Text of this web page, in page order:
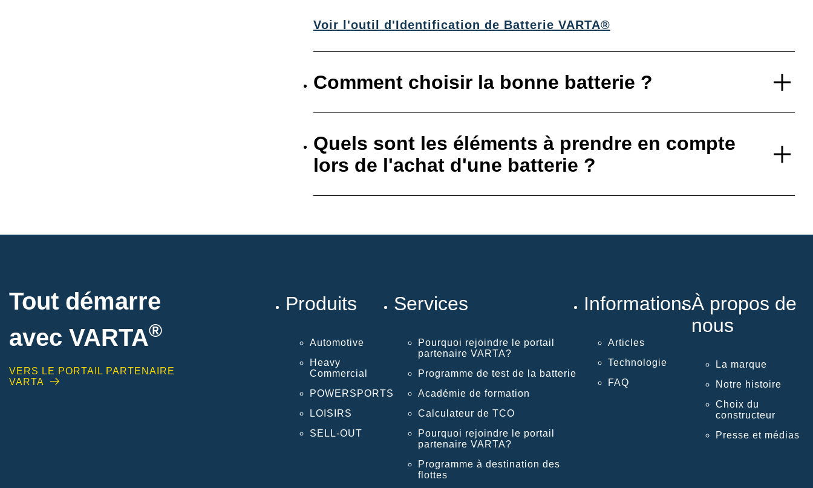
Voir l'outil d'Identification de Batterie VARTA®
Comment choisir la bonne batterie ?
Quels sont les éléments à prendre en compte
lors de l'achat d'une batterie ?
Tout démarre
avec VARTA®
VERS LE PORTAIL PARTENAIRE
VARTA
Produits
Automotive
Heavy
Commercial
POWERSPORTS
LOISIRS
SELL-OUT
Services
Pourquoi rejoindre le portail
partenaire VARTA?
Programme de test de la batterie
Académie de formation
Calculateur de TCO
Pourquoi rejoindre le portail
partenaire VARTA?
Programme à destination des
flottes
Informations
Articles
Technologie
FAQ
À propos de
nous
La marque
Notre histoire
Choix du
constructeur
Presse et médias